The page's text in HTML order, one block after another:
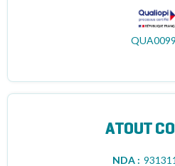
ATOUT
NDA :